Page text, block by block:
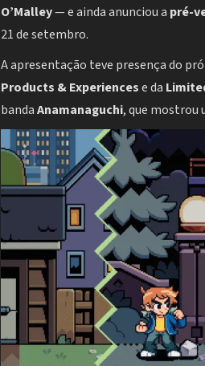
O’Malley— e ainda anunciou a pré-
21 de setembro.
A apresentação teve presença do
Products & Experiencese da
bandaAnamanaguchi, que mostrou